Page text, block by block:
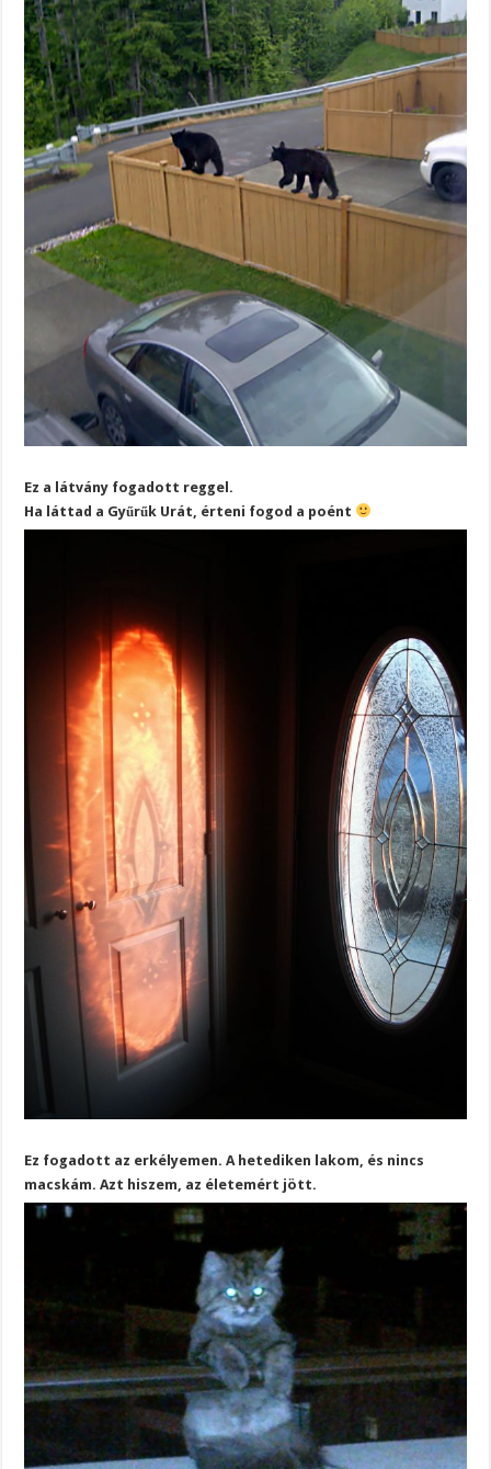
Ez a látvány fogadott reggel.
Ha láttad a Gyűrűk Urát, érteni fogod a poént
Ez fogadott az erkélyemen. A hetediken lakom, és nincs
macskám. Azt hiszem, az életemért jött.